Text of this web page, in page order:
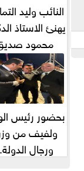
النائب وليد
يهنئ الاستاذ
محمود
تكليفة قائم
...
بحضور رئيس
ولفيف من
ورجال